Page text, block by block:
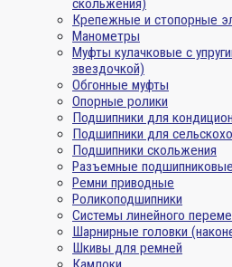
Крепежные и стопорные
Манометры
Муфты кулачковые с
звездочкой)
Обгонные муфты
Опорные ролики
Подшипники для
Подшипники для
Подшипники скольжения
Разъемные
Ремни приводные
Роликоподшипники
Системы линейного
Шарнирные головки
Шкивы для ремней